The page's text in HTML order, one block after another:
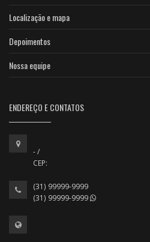
Localização e mapa
Depoimentos
Nossa equipe
ENDEREÇO E CONTATOS
- /
CEP:
(31) 99999-9999
(31) 99999-9999